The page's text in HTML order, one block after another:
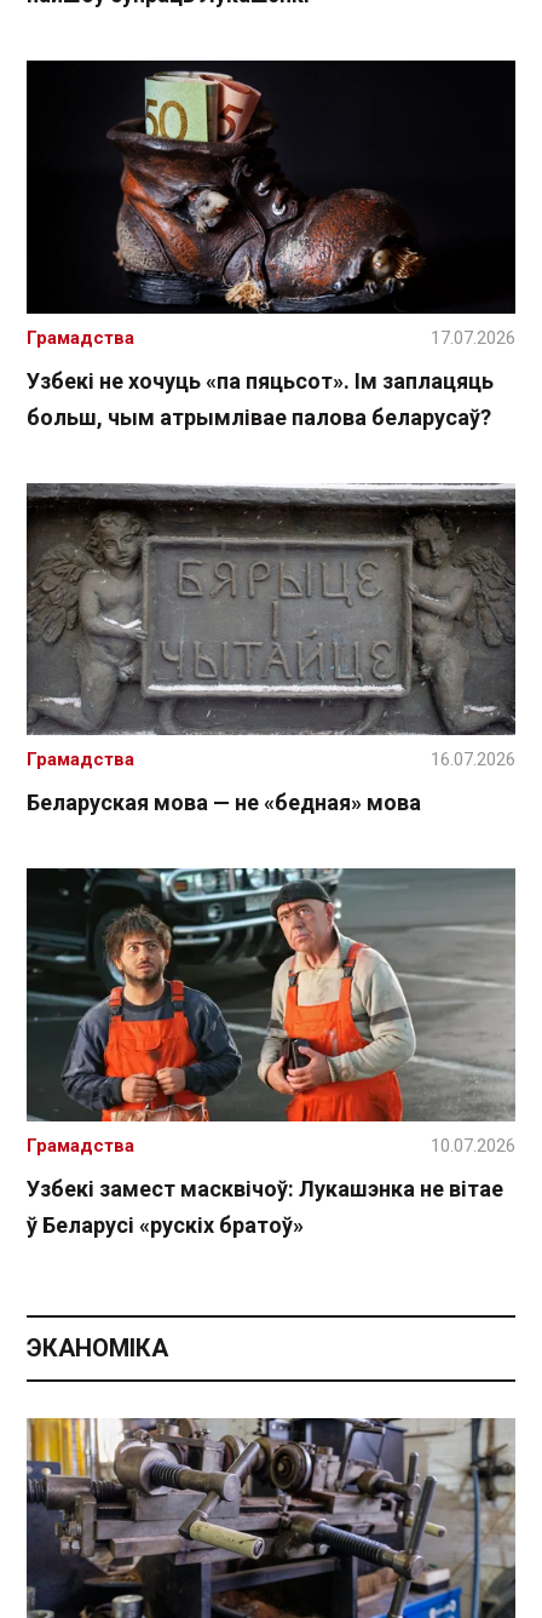
Узбекі не хочуць «па пяцьсот». Ім заплацяць
больш, чым атрымлівае палова беларусаў?
Грамадства 17.07.2026
Беларуская мова — не «бедная» мова
Грамадства 16.07.2026
Узбекі замест масквічоў: Лукашэнка не вітае
ў Беларусі «рускіх братоў»
Грамадства 10.07.2026
ЭКАНОМІКА